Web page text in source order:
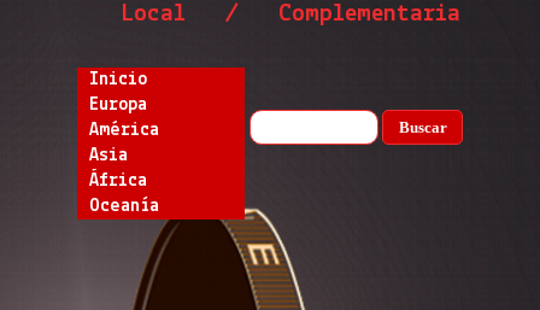
Local / Complementaria
Inicio
Europa
América
Asia
África
Oceanía
Buscar